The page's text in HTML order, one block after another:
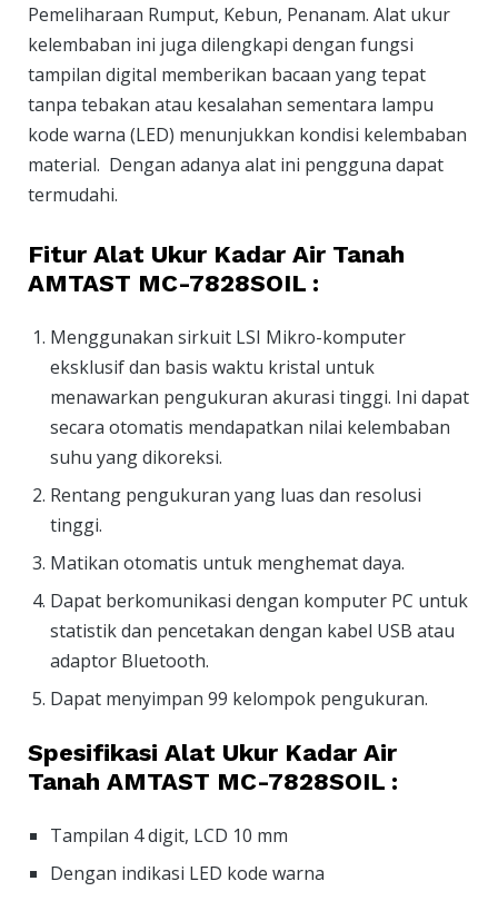
Pemeliharaan Rumput, Kebun, Penanam. Alat ukur
kelembaban ini juga dilengkapi dengan fungsi
tampilan digital memberikan bacaan yang tepat
tanpa tebakan atau kesalahan sementara lampu
kode warna (LED) menunjukkan kondisi kelembaban
material. Dengan adanya alat ini pengguna dapat
termudahi.
Fitur Alat Ukur Kadar Air Tanah
AMTAST MC-7828SOIL :
Menggunakan sirkuit LSI Mikro-komputer
eksklusif dan basis waktu kristal untuk
menawarkan pengukuran akurasi tinggi. Ini dapat
secara otomatis mendapatkan nilai kelembaban
suhu yang dikoreksi.
Rentang pengukuran yang luas dan resolusi
tinggi.
Matikan otomatis untuk menghemat daya.
Dapat berkomunikasi dengan komputer PC untuk
statistik dan pencetakan dengan kabel USB atau
adaptor Bluetooth.
Dapat menyimpan 99 kelompok pengukuran.
Spesifikasi Alat Ukur Kadar Air
Tanah AMTAST MC-7828SOIL :
Tampilan 4 digit, LCD 10 mm
Dengan indikasi LED kode warna